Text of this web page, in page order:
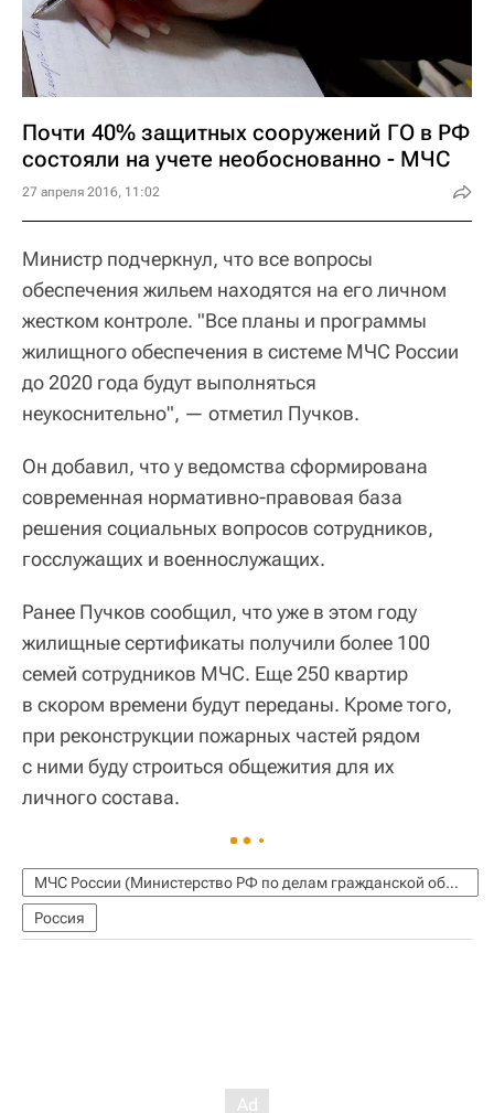
Почти 40% защитных сооружений ГО в РФ
состояли на учете необоснованно - МЧС
27 апреля 2016, 11:02
Министр подчеркнул, что все вопросы
обеспечения жильем находятся на его личном
жестком контроле. "Все планы и программы
жилищного обеспечения в системе МЧС России
до 2020 года будут выполняться
неукоснительно", — отметил Пучков.
Он добавил, что у ведомства сформирована
современная нормативно-правовая база
решения социальных вопросов сотрудников,
госслужащих и военнослужащих.
Ранее Пучков сообщил, что уже в этом году
жилищные сертификаты получили более 100
семей сотрудников МЧС. Еще 250 квартир
в скором времени будут переданы. Кроме того,
при реконструкции пожарных частей рядом
с ними буду строиться общежития для их
личного состава.
МЧС России (Министерство РФ по делам гражданской обороны, чрезвычайным ситуациям и ликвидации последствий стихийных бедствий)
Россия